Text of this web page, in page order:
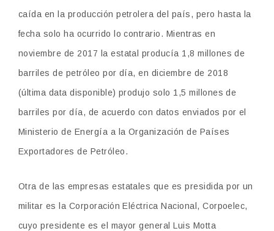
caída en la producción petrolera del país, pero hasta la
fecha solo ha ocurrido lo contrario. Mientras en
noviembre de 2017 la estatal producía 1,8 millones de
barriles de petróleo por día, en diciembre de 2018
(última data disponible) produjo solo 1,5 millones de
barriles por día, de acuerdo con datos enviados por el
Ministerio de Energía a la Organización de Países
Exportadores de Petróleo.
Otra de las empresas estatales que es presidida por un
militar es la Corporación Eléctrica Nacional, Corpoelec,
cuyo presidente es el mayor general Luis Motta